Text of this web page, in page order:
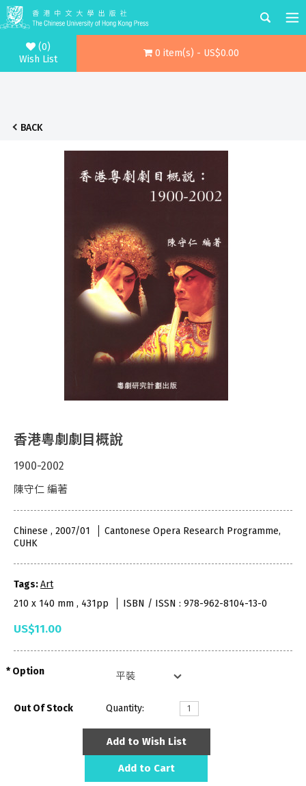
(0)
Wish List
0 item(s) - US$0.00
BACK
香港粵劇劇目概說
1900-2002
陳守仁 編著
Chinese , 2007/01
Cantonese Opera Research Programme,
CUHK
Tags:Art
210 x 140 mm , 431pp
ISBN / ISSN : 978-962-8104-13-0
US$11.00
Option
Out Of Stock Quantity:
Add to Wish List
Add to Cart